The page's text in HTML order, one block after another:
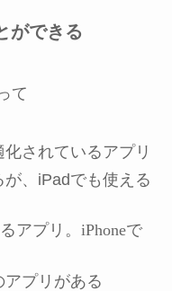
ができる
て
されているアプリ
、iPadでも使える
アプリ。iPhoneで
プリがある